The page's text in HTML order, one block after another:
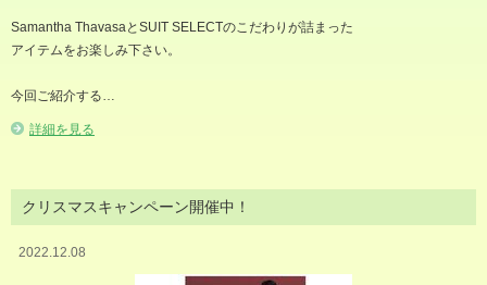
Samantha ThavasaとSUIT SELECTのこだわりが詰まった
アイテムをお楽しみ下さい。
今回ご紹介する…
詳細を見る
クリスマスキャンペーン開催中！
2022.12.08